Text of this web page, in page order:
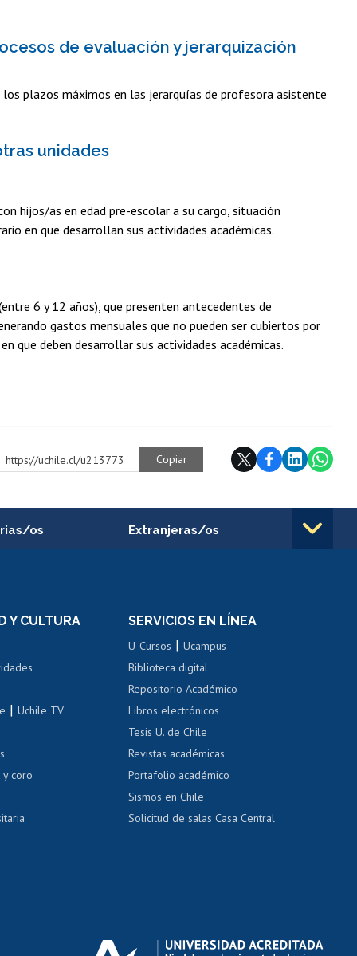
de evaluación y jerarquización
plazos máximos en las jerarquías de profesora asistente
unidades
hijos/as en edad pre-escolar a su cargo, situación
en que desarrollan sus actividades académicas.
6 y 12 años), que presenten antecedentes de
gastos mensuales que no pueden ser cubiertos por
que deben desarrollar sus actividades académicas.
https://uchile.cl/u213773 Copiar
os
interna
renta
uchile
Extranjeras/os
Movilidad Estudiantil
Cursos de español
Y CULTURA
|Uchile TV
coro
SERVICIOS EN LÍNEA
U-Cursos |Ucampus
Biblioteca digital
Repositorio Académico
Libros electrónicos
Tesis U. de Chile
Revistas académicas
Portafolio académico
Sismos en Chile
Solicitud de salas Casa Central